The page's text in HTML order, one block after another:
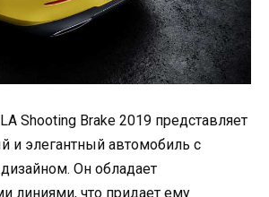
Shooting Brake 2019 представляет
и элегантный автомобиль с
Он обладает
линиями, что придает ему